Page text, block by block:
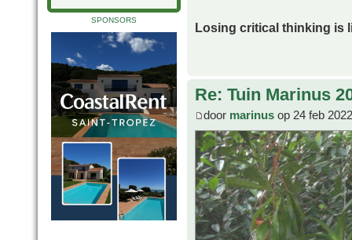
SPONSORS
Losing critical thinking is
Re: Tuin Marinus
door marinus op 24 feb